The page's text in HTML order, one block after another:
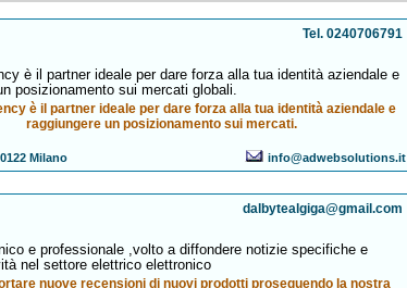
Tel. 0240706791
è il partner ideale per dare forza alla tua identità aziendale e
posizionamento sui mercati globali.
è il partner ideale per dare forza alla tua identità aziendale e
raggiungere un posizionamento sui mercati.
Milano info@adwebsolutions.it
dalbytealgiga@gmail.com
e professionale ,volto a diffondere notizie specifiche e
nel settore elettrico elettronico
nuove recensioni di nuovi prodotti proseguendo la nostra